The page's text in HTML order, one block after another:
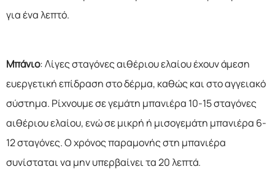
για ένα λεπτό.
Μπάνιο: Λίγες σταγόνες αιθέριου ελαίου έχουν άμεση
ευεργετική επίδραση στο δέρμα, καθώς και στο αγγειακό
σύστημα. Ρίχνουμε σε γεμάτη μπανιέρα 10-15 σταγόνες
αιθέριου ελαίου, ενώ σε μικρή ή μισογεμάτη μπανιέρα 6-
12 σταγόνες. Ο χρόνος παραμονής στη μπανιέρα
συνίσταται να μην υπερβαίνει τα 20 λεπτά.